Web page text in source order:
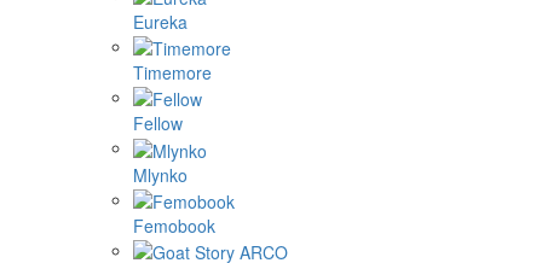
Eureka
Timemore
Fellow
Mlynko
Femobook